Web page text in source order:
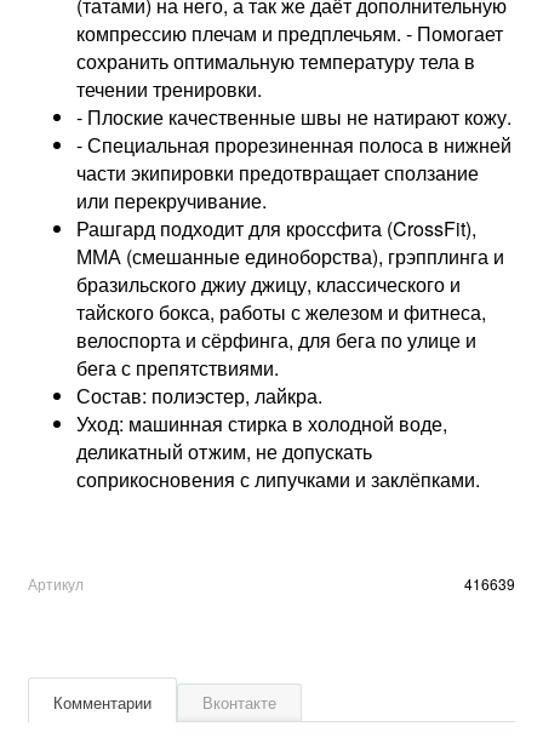
(татами) на него, а так же даёт дополнительную
компрессию плечам и предплечьям. - Помогает
сохранить оптимальную температуру тела в
течении тренировки.
- Плоские качественные швы не натирают кожу.
- Специальная прорезиненная полоса в нижней
части экипировки предотвращает сползание
или перекручивание.
Рашгард подходит для кроссфита (CrossFit),
ММА (смешанные единоборства), грэпплинга и
бразильского джиу джицу, классического и
тайского бокса, работы с железом и фитнеса,
велоспорта и сёрфинга, для бега по улице и
бега с препятствиями.
Состав: полиэстер, лайкра.
Уход: машинная стирка в холодной воде,
деликатный отжим, не допускать
соприкосновения с липучками и заклёпками.
Артикул 416639
Комментарии Вконтакте